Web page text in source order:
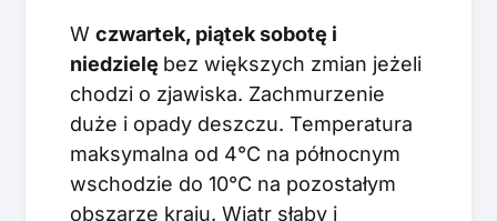
W czwartek, piątek sobotę i
niedzielę bez większych zmian jeżeli
chodzi o zjawiska. Zachmurzenie
duże i opady deszczu. Temperatura
maksymalna od 4°C na północnym
wschodzie do 10°C na pozostałym
obszarze kraju. Wiatr słaby i